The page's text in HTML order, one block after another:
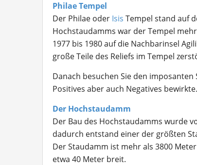
Philae Tempel
Der Philae oder Isis Tempel stand auf
Hochstaudamms war der Tempel
1977 bis 1980 auf die Nachbarinsel
große Teile des Reliefs im Tempel
Danach besuchen Sie den
Positives aber auch Negatives bewirkte.
Der Hochstaudamm
Der Bau des Hochstaudamms wurde
dadurch entstand einer der größten
Der Staudamm ist mehr als 3800
etwa 40 Meter breit.